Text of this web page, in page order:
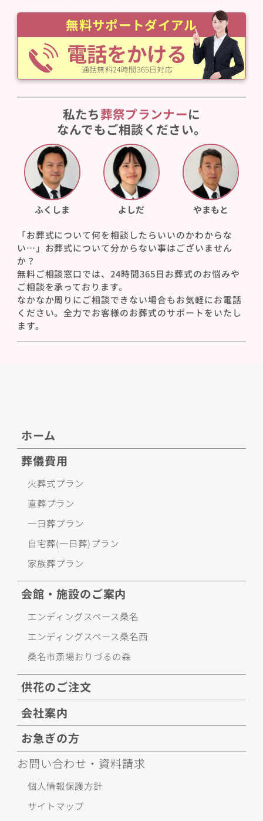
無料サポートダイアル
電話をかける
通話無料24時間365日対応
私たち葬祭プランナーに
なんでもご相談ください。
ふくしま よしだ やまもと
「お葬式について何を相談したらいいのかわからな
い…」お葬式について分からない事はございません
か？
無料ご相談窓口では、24時間365日お葬式のお悩みや
ご相談を承っております。
なかなか周りにご相談できない場合もお気軽にお電話
ください。全力でお客様のお葬式のサポートをいたし
ます。
ホーム
葬儀費用
火葬式プラン
直葬プラン
一日葬プラン
自宅葬(一日葬)プラン
家族葬プラン
会館・施設のご案内
エンディングスペース桑名
エンディングスペース桑名西
桑名市斎場おりづるの森
供花のご注文
会社案内
お急ぎの方
お問い合わせ・資料請求
個人情報保護方針
サイトマップ